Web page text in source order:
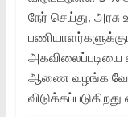
நேர் செய்து,
அகவிலைப்படியை
ஆணை வழங்க